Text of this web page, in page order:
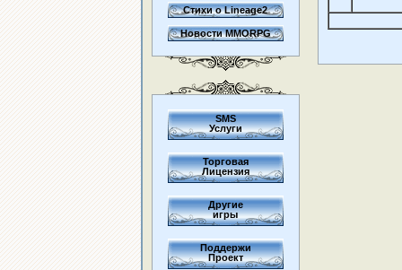
Стихи о Lineage2
Новости MMORPG
SMS
Услуги
Торговая
Лицензия
Другие
игры
Поддержи
Проект